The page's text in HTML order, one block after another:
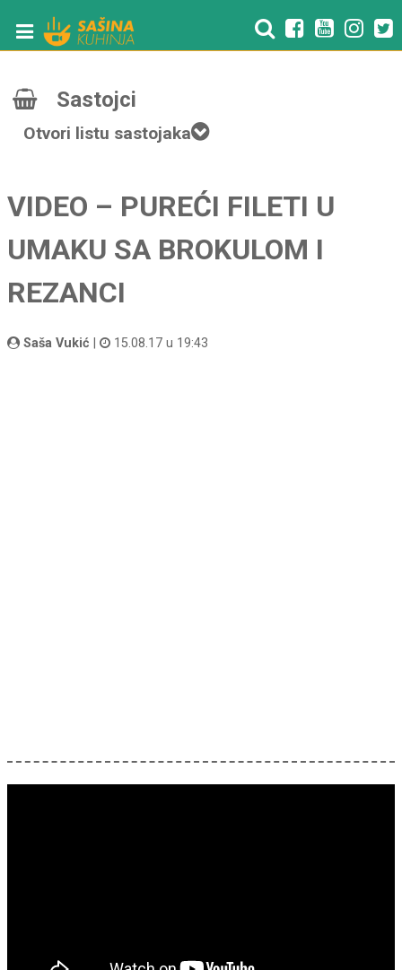
Sastojci
Otvori listu sastojaka
VIDEO – PUREĆI FILETI U
UMAKU SA BROKULOM I
REZANCI
Saša Vukić 15.08.17 u 19:43